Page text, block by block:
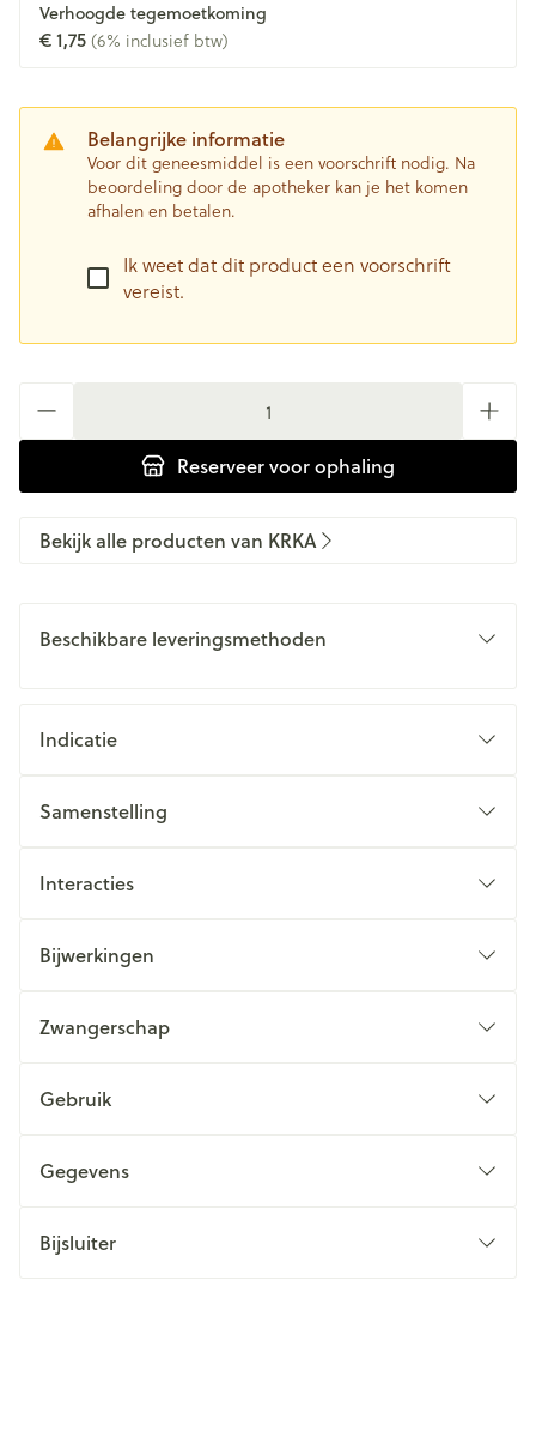
Verhoogde tegemoetkoming
€ 1,75(6% inclusief btw)
Belangrijke informatie
Voor dit geneesmiddel is een voorschrift nodig. Na
beoordeling door de apotheker kan je het komen
afhalen en betalen.
Ik weet dat dit product een voorschrift
vereist.
Reserveervoor ophaling
Bekijk alle producten van KRKA
Beschikbare leveringsmethoden
Indicatie
Samenstelling
Interacties
Bijwerkingen
Zwangerschap
Gebruik
Gegevens
Bijsluiter